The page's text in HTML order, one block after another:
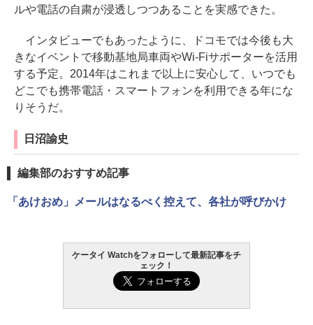
ルや電話の自粛が浸透しつつあることを実感できた。
インタビューでもあったように、ドコモでは今後も大
きなイベントで移動基地局車両やWi-Fiサポーターを活用
する予定。2014年はこれまで以上に安心して、いつでも
どこでも携帯電話・スマートフォンを利用できる年にな
りそうだ。
日沼諭史
編集部のおすすめ記事
「あけおめ」メールはなるべく控えて、各社が呼びかけ
ケータイ Watchをフォローして最新記事をチ
ェック！